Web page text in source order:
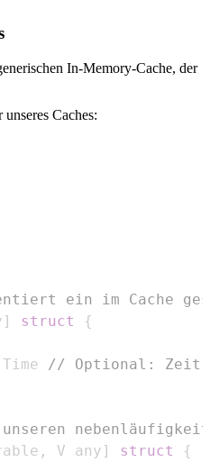
In-Memory-Cache, der
Caches:
ein im Cache
] struct
{
Time
// Optional:
, V any ] struct
{